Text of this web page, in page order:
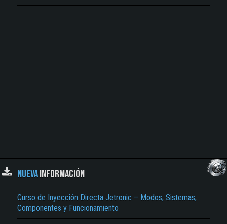
NUEVAINFORMACIÓN
Curso de Inyección Directa Jetronic – Modos, Sistemas,
Componentes y Funcionamiento